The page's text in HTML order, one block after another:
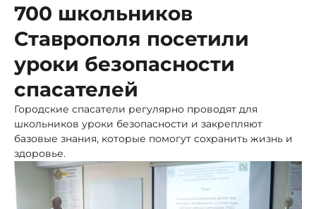
700 школьников
Ставрополя посетили
уроки безопасности
спасателей
Городские спасатели регулярно проводят для
школьников уроки безопасности и закрепляют
базовые знания, которые помогут сохранить жизнь и
здоровье.